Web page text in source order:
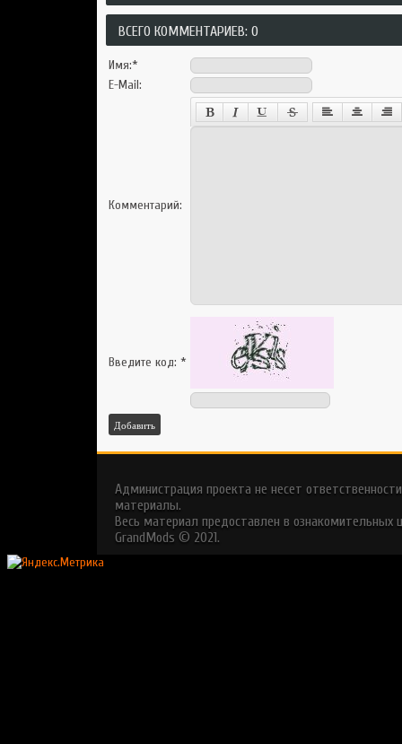
ВСЕГО КОММЕНТАРИЕВ: 0
Имя:*
E-Mail:
Комментарий:
Введите код: *
Добавить
Администрация проекта не несет
материалы.
Весь материал предоставлен в ознакомительных
GrandMods © 2021.